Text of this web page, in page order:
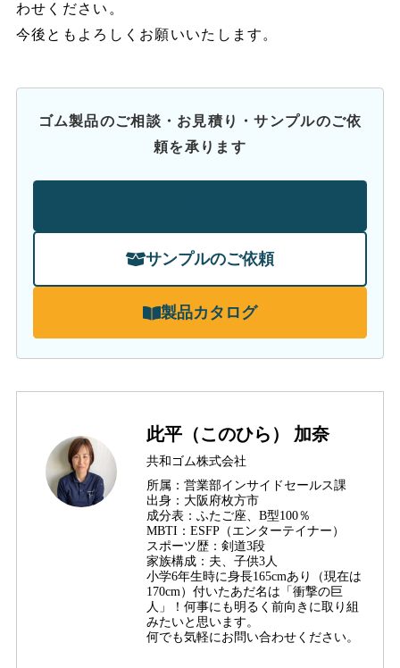
わせください。
今後ともよろしくお願いいたします。
ゴム製品のご相談・お見積り・サンプルのご依
頼を承ります
サンプルのご依頼
製品カタログ
此平（このひら） 加奈
共和ゴム株式会社
所属：営業部インサイドセールス課
出身：大阪府枚方市
成分表：ふたご座、B型100％
MBTI：ESFP（エンターテイナー）
スポーツ歴：剣道3段
家族構成：夫、子供3人
小学6年生時に身長165cmあり（現在は
170cm）付いたあだ名は「衝撃の巨
人」！何事にも明るく前向きに取り組
みたいと思います。
何でも気軽にお問い合わせください。